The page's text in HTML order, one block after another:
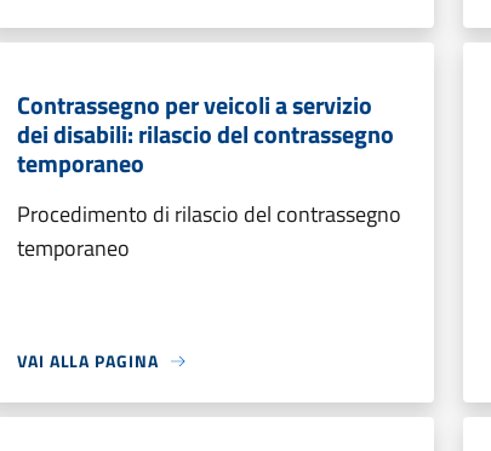
Contrassegno per veicoli a servizio
dei disabili: rilascio del contrassegno
temporaneo
Procedimento di rilascio del contrassegno
temporaneo
VAI ALLA PAGINA